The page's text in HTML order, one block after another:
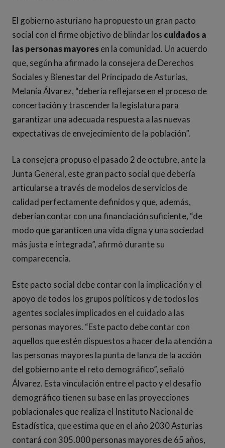
El gobierno asturiano ha propuesto un gran pacto
social con el firme objetivo de blindar los cuidados a
las personas mayoresen la comunidad. Un acuerdo
que, según ha afirmado la consejera de Derechos
Sociales y Bienestar del Principado de Asturias,
Melania Álvarez, “debería reflejarse en el proceso de
concertación y trascender la legislatura para
garantizar una adecuada respuesta a las nuevas
expectativas de envejecimiento de la población”.
La consejera propuso el pasado 2 de octubre, ante la
Junta General, este gran pacto social que debería
articularse a través de modelos de servicios de
calidad perfectamente definidos y que, además,
deberían contar con una financiación suficiente, “de
modo que garanticen una vida digna y una sociedad
más justa e integrada”, afirmó durante su
comparecencia.
Este pacto social debe contar con la implicación y el
apoyo de todos los grupos políticos y de todos los
agentes sociales implicados en el cuidado a las
personas mayores. “Este pacto debe contar con
aquellos que estén dispuestos a hacer de la atención a
las personas mayores la punta de lanza de la acción
del gobierno ante el reto demográfico”, señaló
Álvarez. Esta vinculación entre el pacto y el desafío
demográfico tienen su base en las proyecciones
poblacionales que realiza el Instituto Nacional de
Estadística, que estima que en el año 2030 Asturias
contará con 305.000 personas mayores de 65 años,